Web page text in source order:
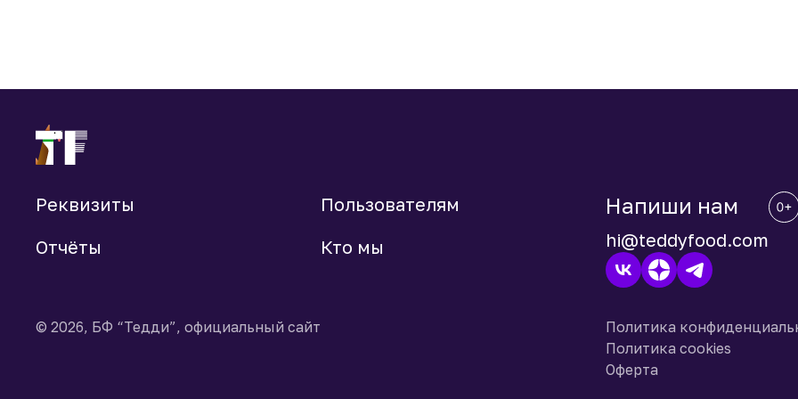
Реквизиты
Пользователям
Отчёты
Кто мы
Напиши нам
hi@teddyfood.com
© 2026, БФ “Тедди”, официальный сайт
Политика
Политика cookies
Оферта